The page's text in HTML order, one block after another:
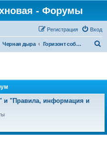
- Форумы
Вход
Регистрация
Черная дыра Горизонт событий
и "Правила, информация и